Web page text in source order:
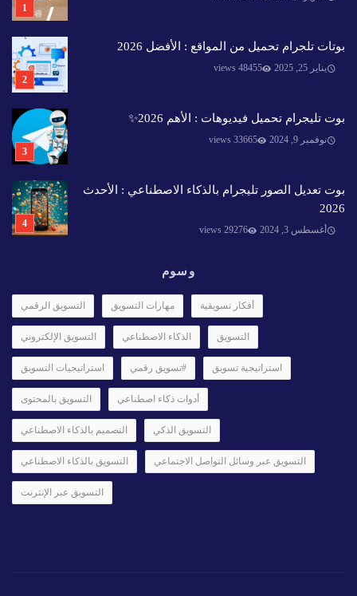
بوتات تلجرام تحميل من المواقع : الأفضل 2026
يناير 25, 2025 48455 views
بوت تليجرام تحميل فيديوهات : الأهم 2026✨️
نوفمبر 9, 2024 33665 views
بوت تعديل الصور تليجرام بالذكاء الاصطناعي : الأحدث
2026
أغسطس 3, 2024 29276 views
وسوم
التسويق الرقمي مهارات التسويق أفكار تسويقية
التسويق الإلكتروني الذكاء الاصطناعي التسويق
استراتيجيات التسويق #تسويق رقمي استراتيجية تسويق
التسويق بالمحتوى أدوات ذكاء اصطناعي
التصميم بالذكاء الاصطناعي التسويق الذكي
التسويق بالذكاء الاصطناعي التسويق عبر وسائل التواصل الاجتماعي
التسويق عبر الإنترنت